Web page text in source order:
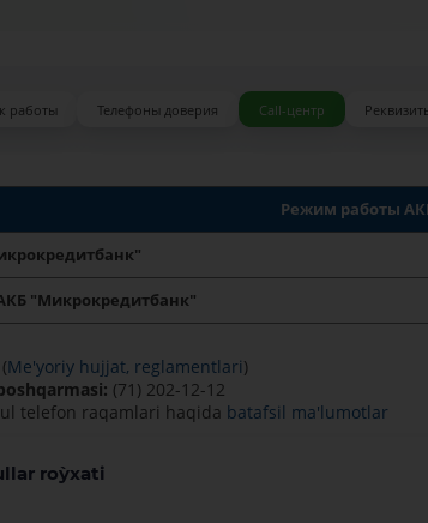
работы Телефоны доверия Call-центр
Режим работы
"Микрокредитбанк"
Me'yoriy hujjat, reglamentlari)
(71) 202-12-12
telefon raqamlari haqida batafsil ma'lumotlar
ro`yxati